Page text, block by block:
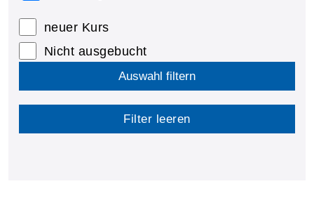
neuer Kurs
Nicht ausgebucht
Auswahl filtern
Filter leeren